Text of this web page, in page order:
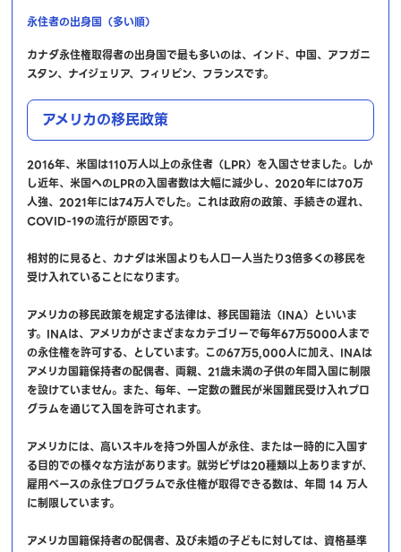
永住者の出身国（多い順）
カナダ永住権取得者の出身国で最も多いのは、インド、中国、アフガニ
スタン、ナイジェリア、フィリピン、フランスです。
アメリカの移民政策
2016年、米国は110万人以上の永住者（LPR）を入国させました。しか
し近年、米国へのLPRの入国者数は大幅に減少し、2020年には70万
人強、2021年には74万人でした。これは政府の政策、手続きの遅れ、
COVID-19の流行が原因です。
相対的に見ると、カナダは米国よりも人口一人当たり3倍多くの移民を
受け入れていることになります。
アメリカの移民政策を規定する法律は、移民国籍法（INA）といいま
す。INAは、アメリカがさまざまなカテゴリーで毎年67万5000人まで
の永住権を許可する、としています。この67万5,000人に加え、INAは
アメリカ国籍保持者の配偶者、両親、21歳未満の子供の年間入国に制限
を設けていません。また、毎年、一定数の難民が米国難民受け入れプロ
グラムを通じて入国を許可されます。
アメリカには、高いスキルを持つ外国人が永住、または一時的に入国す
る目的での様々な方法があります。就労ビザは20種類以上ありますが、
雇用ベースの永住プログラムで永住権が取得できる数は、年間 14 万人
に制限しています。
アメリカ国籍保持者の配偶者、及び未婚の子どもに対しては、資格基準